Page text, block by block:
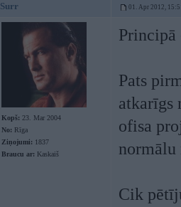
Surr 01. Apr 2012,
Kopš: 23. Mar 2004
No: Rīga
Ziņojumi: 1837
Braucu ar: Kaskaiš
Principā
Pats
atkarīgs
ofisa
normālu
Cik